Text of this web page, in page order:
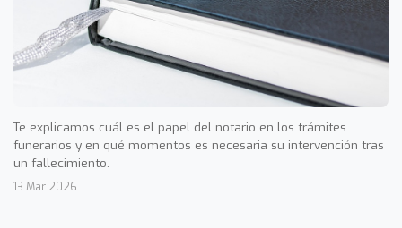
Te explicamos cuál es el papel del notario en los trámites
funerarios y en qué momentos es necesaria su intervención tras
un fallecimiento.
13 Mar 2026